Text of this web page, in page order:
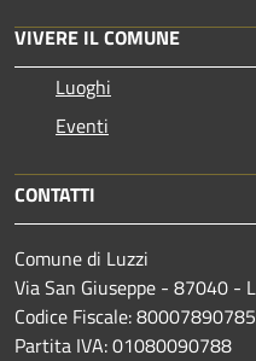
VIVERE IL COMUNE
Luoghi
Eventi
CONTATTI
Comune di Luzzi
Via San Giuseppe - 87040 -
Codice Fiscale: 80007890785
Partita IVA: 01080090788